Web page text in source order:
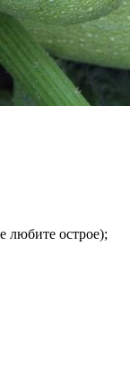
любите острое);